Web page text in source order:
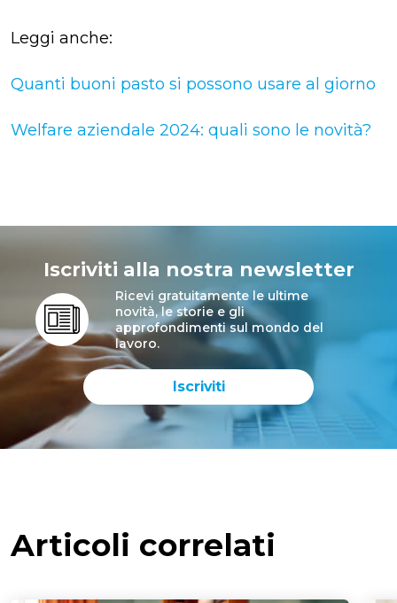
Leggi anche:
Quanti buoni pasto si possono usare al giorno
Welfare aziendale 2024: quali sono le novità?
Iscriviti alla nostra newsletter
Ricevi gratuitamente le ultime
novità, le storie e gli
approfondimenti sul mondo del
lavoro.
Iscriviti
Articoli correlati